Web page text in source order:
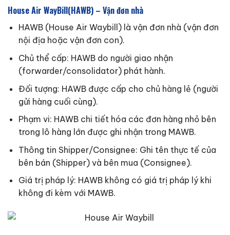
House Air WayBill(HAWB) – Vận đơn nhà
HAWB (House Air Waybill) là vận đơn nhà (vận đơn
nội địa hoặc vận đơn con).
Chủ thể cấp: HAWB do người giao nhận
(forwarder/consolidator) phát hành.
Đối tượng: HAWB được cấp cho chủ hàng lẻ (người
gửi hàng cuối cùng).
Phạm vi: HAWB chi tiết hóa các đơn hàng nhỏ bên
trong lô hàng lớn được ghi nhận trong MAWB.
Thông tin Shipper/Consignee: Ghi tên thực tế của
bên bán (Shipper) và bên mua (Consignee).
Giá trị pháp lý: HAWB không có giá trị pháp lý khi
không đi kèm với MAWB.